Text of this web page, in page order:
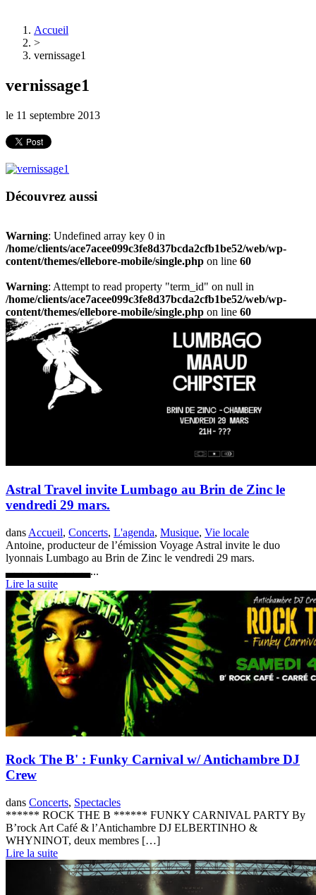
Accueil
>
vernissage1
vernissage1
le 11 septembre 2013
Découvrez aussi
Warning: Undefined array key 0 in
/home/clients/ace7acee099c3fe8d37bcda2cfb1be52/web/wp-
content/themes/ellebore-mobile/single.php on line 60
Warning: Attempt to read property "term_id" on null in
/home/clients/ace7acee099c3fe8d37bcda2cfb1be52/web/wp-
content/themes/ellebore-mobile/single.php on line 60
Astral Travel invite Lumbago au Brin de Zinc le
vendredi 29 mars.
dans Accueil, Concerts, L'agenda, Musique, Vie locale
Antoine, producteur de l’émission Voyage Astral invite le duo
lyonnais Lumbago au Brin de Zinc le vendredi 29 mars.
▃▃▃▃▃▃▃▃▃▃...
Lire la suite
Rock The B' : Funky Carnival w/ Antichambre DJ
Crew
dans Concerts, Spectacles
****** ROCK THE B ****** FUNKY CARNIVAL PARTY By
B’rock Art Café & l’Antichambre DJ ELBERTINHO &
WHYNINOT, deux membres […]
Lire la suite